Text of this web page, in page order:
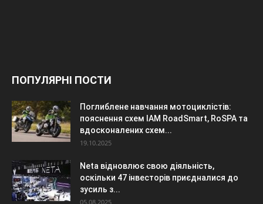
ПОПУЛЯРНІ ПОСТИ
Поглиблене навчання мотоциклістів:
пояснення схем IAM RoadSmart, RoSPA та
вдосконалених схем...
19.10.2025
Neta відновлює свою діяльність,
оскільки 47 інвесторів приєдналися до
зусиль з...
05.08.2025